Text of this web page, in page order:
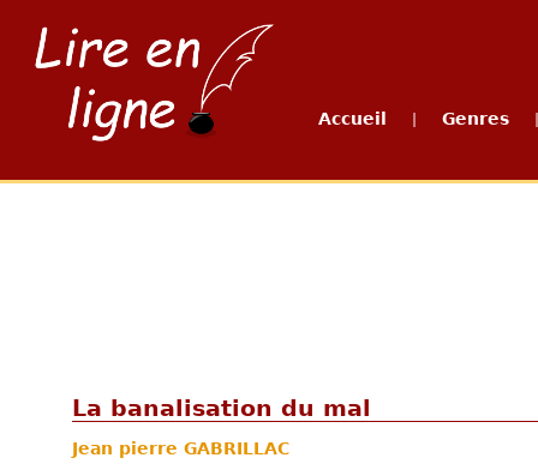
Accueil Genres
La banalisation du mal
Jean pierre GABRILLAC